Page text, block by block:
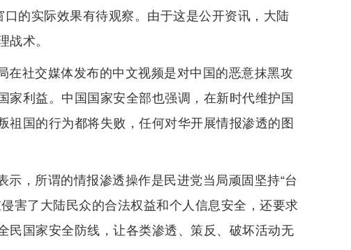
的实际效果有待观察。由于这是公开资讯，大陆
战术。
在社交媒体发布的中文视频是对中国的恶意抹黑攻
利益。中国国家安全部也强调，在新时代维护国
国的行为都将失败，任何对华开展情报渗透的图
，所谓的情报渗透操作是民进党当局顽固坚持“台
害了大陆民众的合法权益和个人信息安全，还要求
民国家安全防线，让各类渗透、策反、破坏活动无